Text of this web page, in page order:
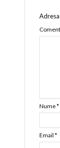
Nume*
Email *